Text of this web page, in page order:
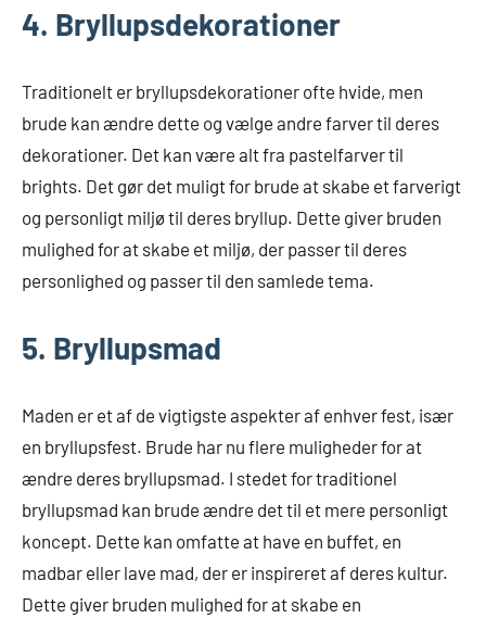
4. Bryllupsdekorationer
Traditionelt er bryllupsdekorationer ofte hvide, men
brude kan ændre dette og vælge andre farver til deres
dekorationer. Det kan være alt fra pastelfarver til
brights. Det gør det muligt for brude at skabe et farverigt
og personligt miljø til deres bryllup. Dette giver bruden
mulighed for at skabe et miljø, der passer til deres
personlighed og passer til den samlede tema.
5. Bryllupsmad
Maden er et af de vigtigste aspekter af enhver fest, især
en bryllupsfest. Brude har nu flere muligheder for at
ændre deres bryllupsmad. I stedet for traditionel
bryllupsmad kan brude ændre det til et mere personligt
koncept. Dette kan omfatte at have en buffet, en
madbar eller lave mad, der er inspireret af deres kultur.
Dette giver bruden mulighed for at skabe en